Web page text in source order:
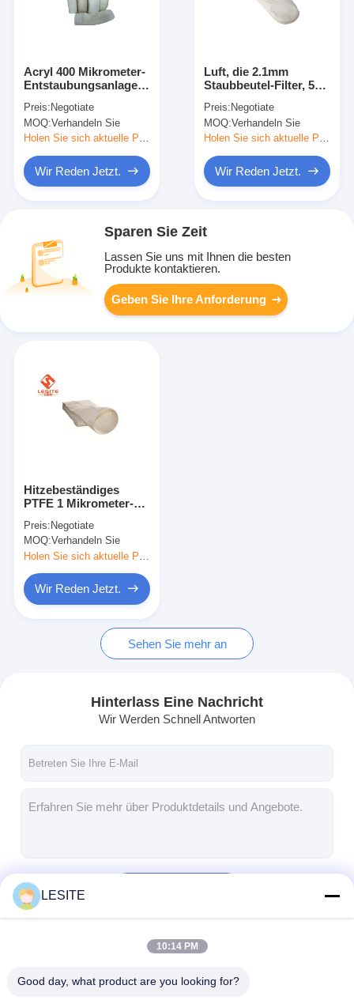
Videos
Acryl 400 Mikrometer-
Entstaubungsanlage-
Kunststoffindustrie
Preis: Negotiate
MOQ:Verhandeln Sie
Holen Sie sich aktuelle Preis
Wir Reden Jetzt.
Luft, die 2.1mm
Staubbeutel-Filter, 5
Kollektor-Tasche
reinigt
Preis: Negotiate
MOQ:Verhandeln Sie
Holen Sie sich aktuelle Preis
Wir Reden Jetzt.
Sparen Sie Zeit
Lassen Sie uns mit Ihnen die besten
Produkte kontaktieren.
Geben Sie Ihre Anforderung
Hitzebeständiges
PTFE 1 Mikrometer-
Tasche für
Stahlindustrie
Preis: Negotiate
MOQ:Verhandeln Sie
Wir Reden Jetzt.
Sehen Sie mehr an
Hinterlass Eine Nachricht
Wir Werden Schnell Antworten
LESITE
10:14 PM
Good day, what product are you looking for?